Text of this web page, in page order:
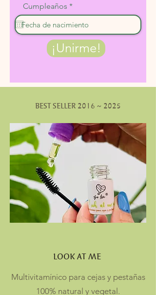
Cumpleaños *r
e
q
u
i
r
e
d
¡Unirme!
BEST SELLER 2016 ~ 2025
LOOK AT ME
Multivitamínico para cejas y pestañas
100% natural y vegetal.